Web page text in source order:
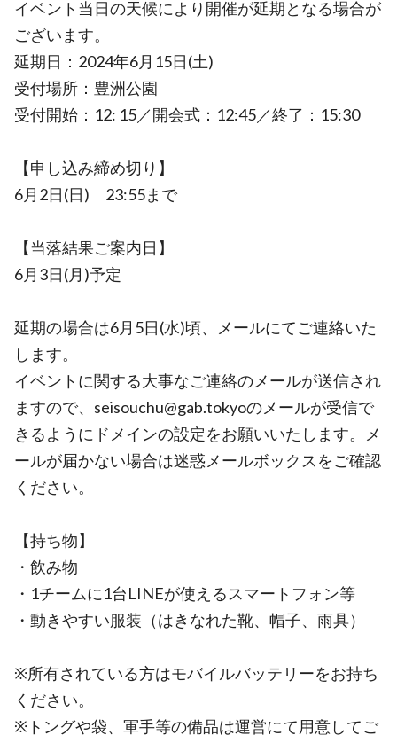
イベント当日の天候により開催が延期となる場合が
ございます。
延期日：2024年6月15日(土)
受付場所：豊洲公園
受付開始：12: 15／開会式：12:45／終了：15:30
【申し込み締め切り】
6月2日(日) 23:55まで
【当落結果ご案内日】
6月3日(月)予定
延期の場合は6月5日(水)頃、メールにてご連絡いた
します。
イベントに関する大事なご連絡のメールが送信され
ますので、seisouchu@gab.tokyoのメールが受信で
きるようにドメインの設定をお願いいたします。メ
ールが届かない場合は迷惑メールボックスをご確認
ください。
【持ち物】
・飲み物
・1チームに1台LINEが使えるスマートフォン等
・動きやすい服装（はきなれた靴、帽子、雨具）
※所有されている方はモバイルバッテリーをお持ち
ください。
※トングや袋、軍手等の備品は運営にて用意してご